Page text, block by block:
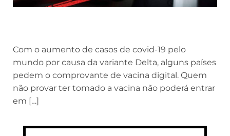
Com o aumento de casos de covid-19 pelo
mundo por causa da variante Delta, alguns países
pedem o comprovante de vacina digital. Quem
não provar ter tomado a vacina não poderá entrar
em […]